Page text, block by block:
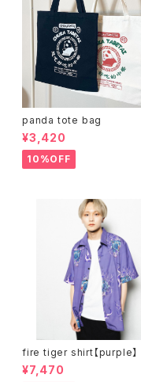
panda tote bag
¥3,420
10%OFF
fire tiger shirt【purple】
¥7,470